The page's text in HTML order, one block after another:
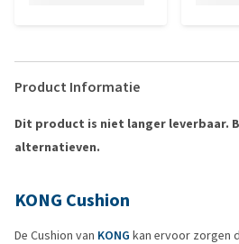
Product Informatie
Dit product is niet langer leverbaar.
alternatieven.
KONG Cushion
De Cushion van KONG kan ervoor zorgen